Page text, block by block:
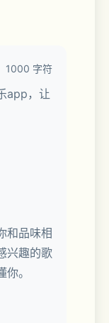
1000 字符
app，让
和品味相
兴趣的歌
。